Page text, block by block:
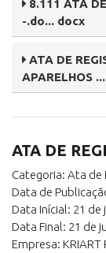
8.111 ATA
-.do... docx
ATA DE
APARELHOS
ATA DE
Categoria: Ata de
Data de
Data Inícial: 21 de
Data Final: 21 de
Empresa: KRIART